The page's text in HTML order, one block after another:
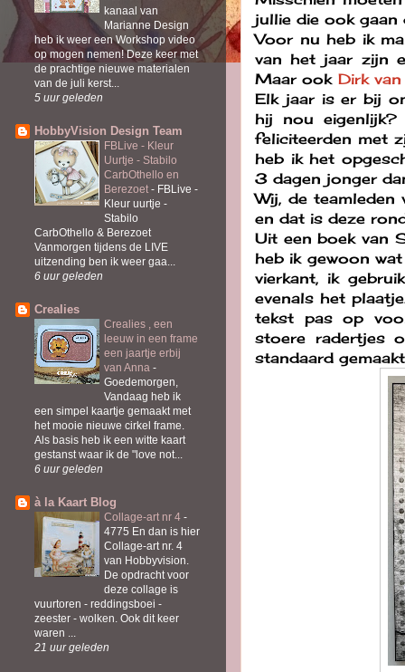
jullie die ook gaan
Voor nu heb ik
van het jaar zijn
Maar ookDirk van
Elk jaar is er bij
hij nou
feliciteerden met
heb ik het
3 dagen jonger
Wij, de teamleden
en dat is deze
Uit een boek van
heb ik gewoon
vierkant, ik
evenals het
tekst pas op
stoere radertjes
standaard
kanaal van
Marianne Design
heb ik weer een Workshop video
op mogen nemen! Deze keer met
de prachtige nieuwe materialen
van de juli kerst...
5 uur geleden
HobbyVision Design Team
FBLive - Kleur
Uurtje - Stabilo
CarbOthello en
Berezoet- FBLive -
Kleur uurtje -
Stabilo
CarbOthello & Berezoet
Vanmorgen tijdens de LIVE
uitzending ben ik weer gaa...
6 uur geleden
Crealies
Crealies , een
leeuw in een frame
een jaartje erbij
van Anna -
Goedemorgen,
Vandaag heb ik
een simpel kaartje gemaakt met
het mooie nieuwe cirkel frame.
Als basis heb ik een witte kaart
gestanst waar ik de "love not...
6 uur geleden
à la Kaart Blog
Collage-art nr 4 -
4775 En dan is hier
Collage-art nr. 4
van Hobbyvision.
De opdracht voor
deze collage is
vuurtoren - reddingsboei -
zeester - wolken. Ook dit keer
waren ...
21 uur geleden